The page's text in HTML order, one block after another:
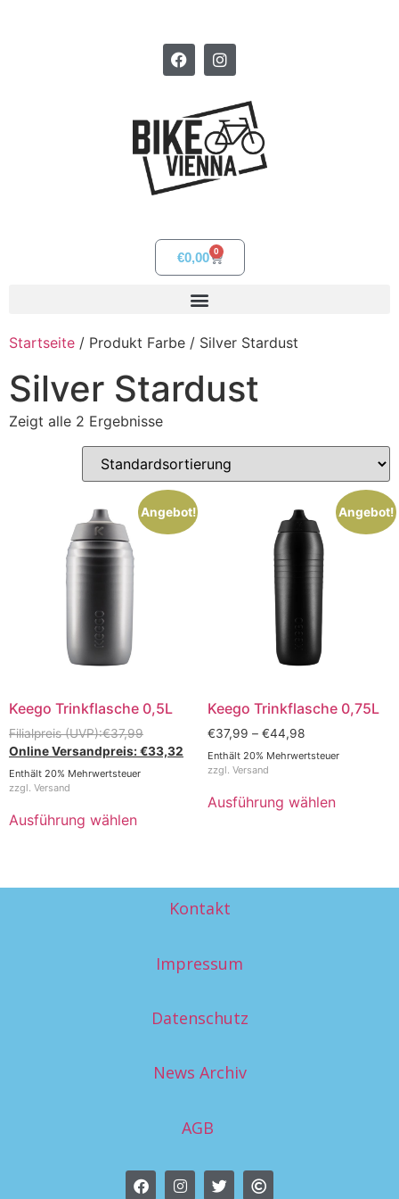
€0,00 0
Startseite / Produkt Farbe / Silver Stardust
Silver Stardust
Zeigt alle 2 Ergebnisse
Angebot!
Keego Trinkflasche 0,5L
€37,99
€33,32
Enthält 20% Mehrwertsteuer
zzgl. Versand
Ausführung wählen
Angebot!
Keego Trinkflasche 0,75L
€37,99 – €44,98
Enthält 20% Mehrwertsteuer
zzgl. Versand
Ausführung wählen
Kontakt
Impressum
Datenschutz
News Archiv
AGB